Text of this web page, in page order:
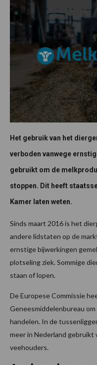
Het gebruik van het
verboden vanwege
gebruikt om de
stoppen. Dit heeft
Kamer laten weten.
Sinds maart 2016 is het
andere lidstaten op de
ernstige bijwerkingen
plotseling ziek. Sommige
staan of lopen.
De Europese Commissie
Geneesmiddelenbureau
handelen. In de
meer in Nederland
veehouders.